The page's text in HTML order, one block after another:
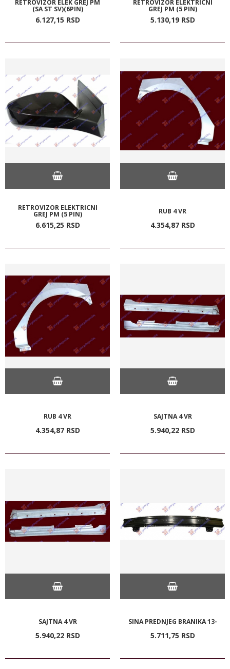
RETROVIZOR ELEK GREJ PM
(SA ST SV)(6PIN)
6.127,15 RSD
RETROVIZOR ELEKTRICNI
GREJ PM (5 PIN)
5.130,19 RSD
RETROVIZOR ELEKTRICNI
GREJ PM (5 PIN)
6.615,25 RSD
RUB 4 VR
4.354,87 RSD
RUB 4 VR
4.354,87 RSD
SAJTNA 4 VR
5.940,22 RSD
SAJTNA 4 VR
5.940,22 RSD
SINA PREDNJEG BRANIKA 13-
5.711,75 RSD